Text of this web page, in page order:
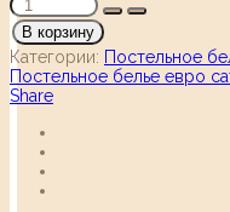
В корзину
Категории: Постельное
Постельное белье евро
Share